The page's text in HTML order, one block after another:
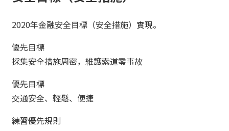
2020年金融安全目標（安全措施）實現。
優先目標
採集安全措施周密，維護索道零事故
優先目標
交通安全、輕鬆、便捷
練習優先規則